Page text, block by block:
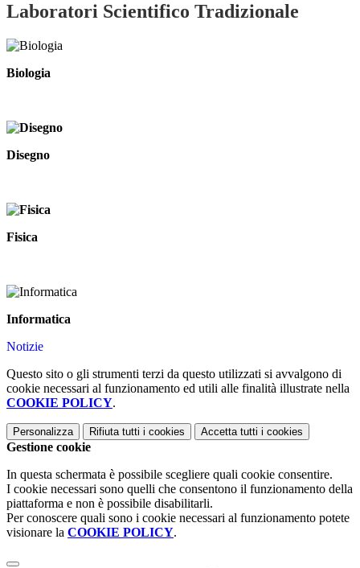
Laboratori Scientifico Tradizionale
Biologia
Disegno
Fisica
Informatica
Notizie
Questo sito o gli strumenti terzi da questo utilizzati si avvalgono di
cookie necessari al funzionamento ed utili alle finalità illustrate nella
COOKIE POLICY.
Personalizza Rifiuta tutti i cookies Accetta tutti i cookies
Gestione cookie
In questa schermata è possibile scegliere quali cookie consentire.
I cookie necessari sono quelli che consentono il funzionamento della
piattaforma e non è possibile disabilitarli.
Per conoscere quali sono i cookie necessari al funzionamento potete
visionare la COOKIE POLICY.